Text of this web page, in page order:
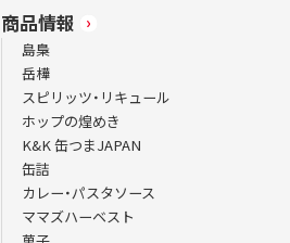
商品情報
島梟
岳樺
スピリッツ・リキュール
ホップの煌めき
K&K 缶つまJAPAN
缶詰
カレー・パスタソース
ママズハーベスト